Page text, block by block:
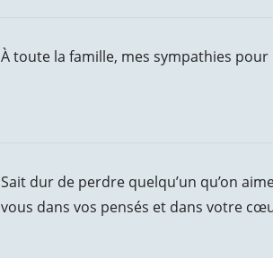
À toute la famille, mes sympathies
Sait dur de perdre quelqu’un qu’on
vous dans vos pensés et dans votre